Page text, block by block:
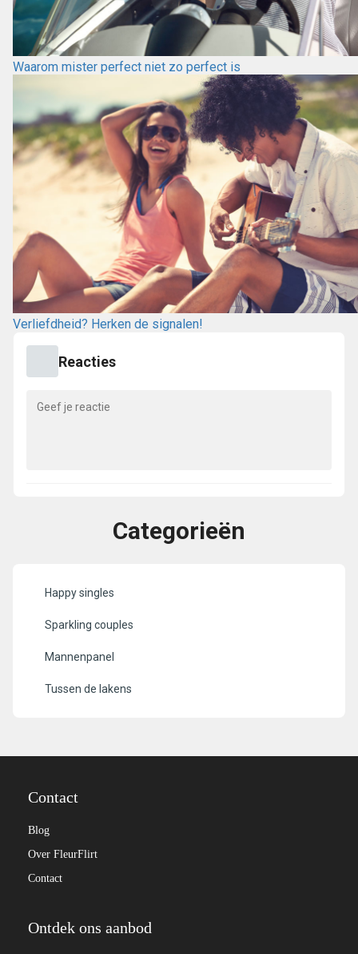
Waarom mister perfect niet zo perfect is
Verliefdheid? Herken de signalen!
Reacties
Categorieën
Happy singles
Sparkling couples
Mannenpanel
Tussen de lakens
Contact
Blog
Over FleurFlirt
Contact
Ontdek ons aanbod